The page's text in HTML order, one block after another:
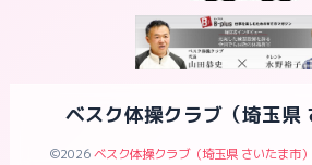
ベスク体操クラブ（埼玉県
©2026ベスク体操クラブ（埼玉県 さいたま市）